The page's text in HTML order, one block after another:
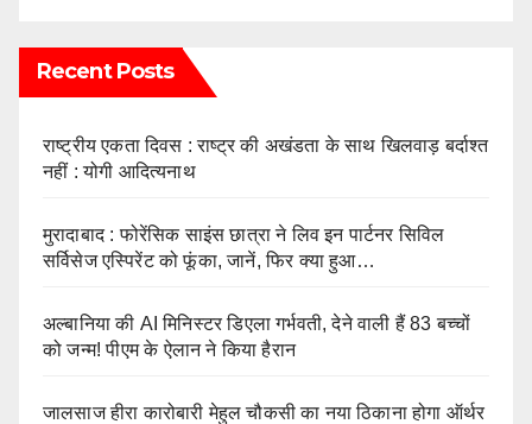
Recent Posts
राष्ट्रीय एकता दिवस : राष्ट्र की अखंडता के साथ खिलवाड़ बर्दाश्त
नहीं : योगी आदित्यनाथ
मुरादाबाद : फोरेंसिक साइंस छात्रा ने लिव इन पार्टनर सिविल
सर्विसेज एस्पिरेंट को फूंका, जानें, फिर क्या हुआ…
अल्बानिया की AI मिनिस्‍टर डिएला गर्भवती, देने वाली हैं 83 बच्चों
को जन्‍म! पीएम के ऐलान ने किया हैरान
जालसाज हीरा कारोबारी मेहुल चौकसी का नया ठिकाना होगा ऑर्थर